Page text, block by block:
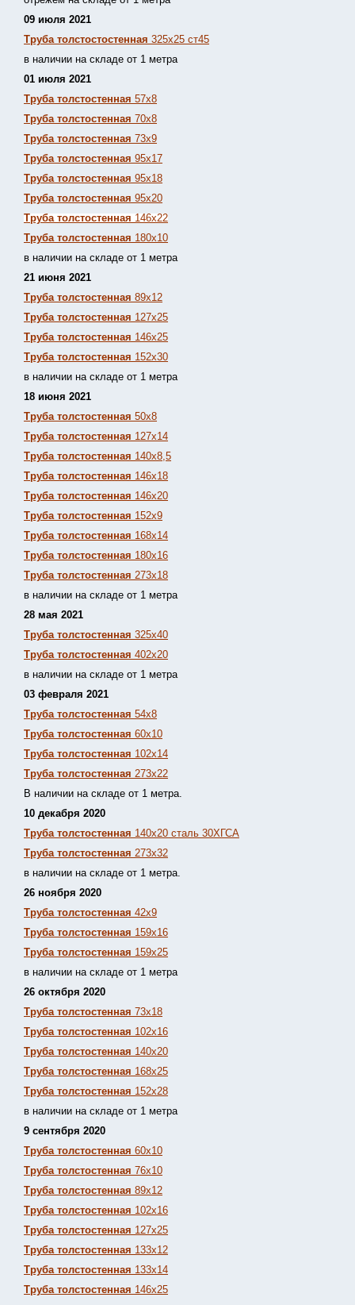
09 июля 2021
Труба толстостостенная 325х25 ст45
в наличии на складе от 1 метра
01 июля 2021
Труба толстостенная 57х8
Труба толстостенная 70х8
Труба толстостенная 73х9
Труба толстостенная 95х17
Труба толстостенная 95х18
Труба толстостенная 95х20
Труба толстостенная 146х22
Труба толстостенная 180х10
в наличии на складе от 1 метра
21 июня 2021
Труба толстостенная 89х12
Труба толстостенная 127х25
Труба толстостенная 146х25
Труба толстостенная 152х30
в наличии на складе от 1 метра
18 июня 2021
Труба толстостенная 50х8
Труба толстостенная 127х14
Труба толстостенная 140х8,5
Труба толстостенная 146х18
Труба толстостенная 146х20
Труба толстостенная 152х9
Труба толстостенная 168х14
Труба толстостенная 180х16
Труба толстостенная 273х18
в наличии на складе от 1 метра
28 мая 2021
Труба толстостенная 325х40
Труба толстостенная 402х20
в наличии на складе от 1 метра
03 февраля 2021
Труба толстостенная 54х8
Труба толстостенная 60х10
Труба толстостенная 102х14
Труба толстостенная 273х22
В наличии на складе от 1 метра.
10 декабря 2020
Труба толстостенная 140х20 сталь 30ХГСА
Труба толстостенная 273х32
в наличии на складе от 1 метра.
26 ноября 2020
Труба толстостенная 42х9
Труба толстостенная 159х16
Труба толстостенная 159х25
в наличии на складе от 1 метра
26 октября 2020
Труба толстостенная 73х18
Труба толстостенная 102х16
Труба толстостенная 140х20
Труба толстостенная 168х25
Труба толстостенная 152х28
в наличии на складе от 1 метра
9 сентября 2020
Труба толстостенная 60х10
Труба толстостенная 76х10
Труба толстостенная 89х12
Труба толстостенная 102х16
Труба толстостенная 127х25
Труба толстостенная 133х12
Труба толстостенная 133х14
Труба толстостенная 146х25